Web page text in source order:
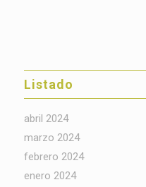
Listado
abril 2024
marzo 2024
febrero 2024
enero 2024